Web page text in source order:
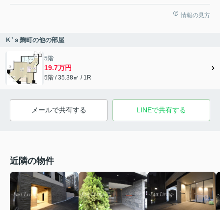
情報の見方
Ｋ’ｓ麹町の他の部屋
5階
19.7万円
5階 / 35.38㎡ / 1R
メールで共有する LINEで共有する
近隣の物件